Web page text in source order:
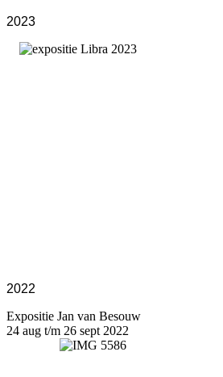
2023
2022
Expositie Jan van Besouw
24 aug t/m 26 sept 2022